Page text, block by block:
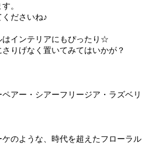
。
ださいね♪
インテリアにもぴったり☆
りげなく置いてみてはいかが？
アー・シアーフリージア・ラズベリ
のような、時代を超えたフローラル